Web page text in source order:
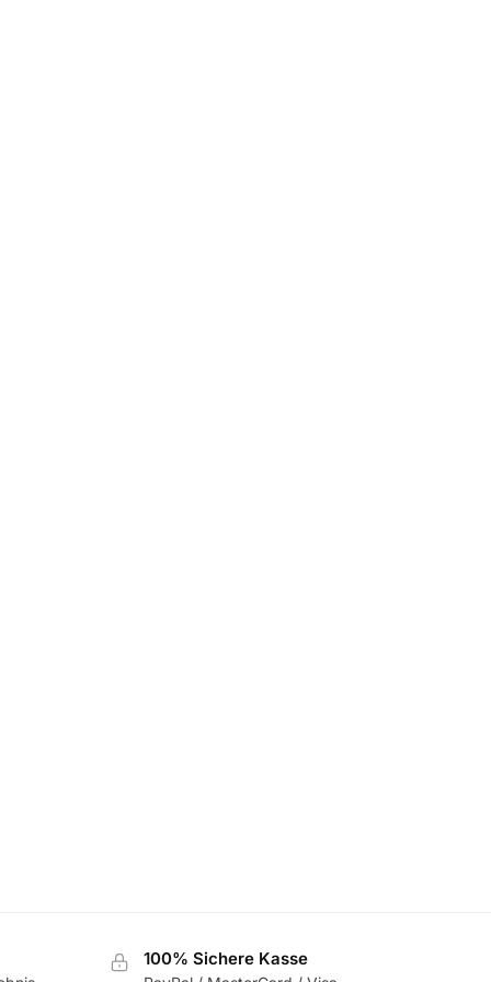
100% Sichere Kasse